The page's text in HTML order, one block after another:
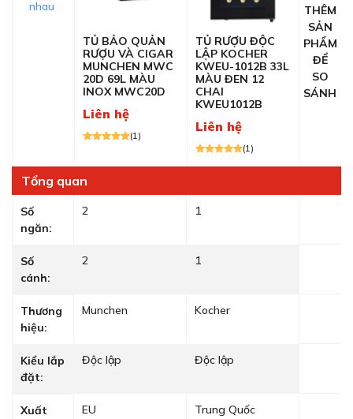
nhau
TỦ BẢO QUẢN
RƯỢU VÀ CIGAR
MUNCHEN MWC
20D 69L MÀU
INOX MWC20D
Liên hệ
(1)
TỦ RƯỢU ĐỘC
LẬP KOCHER
KWEU-1012B 33L
MÀU ĐEN 12
CHAI
KWEU1012B
Liên hệ
(1)
THÊM
SẢN
PHẨM
ĐỂ
SO
SÁNH
Tổng quan
Số
ngăn:
2 1
Số
cánh:
2 1
Thương
hiệu:
Munchen Kocher
Kiểu lắp
đặt:
Độc lập Độc lập
Xuất
EU Trung Quốc